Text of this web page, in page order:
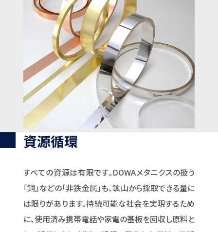
資源循環
すべての資源は有限です。DOWAメタニクスの扱う
「銅」などの「非鉄金属」も、鉱山から採取できる量に
は限りがあります。持続可能な社会を実現するため
に、使用済み携帯電話や家電の基板を回収し原料と